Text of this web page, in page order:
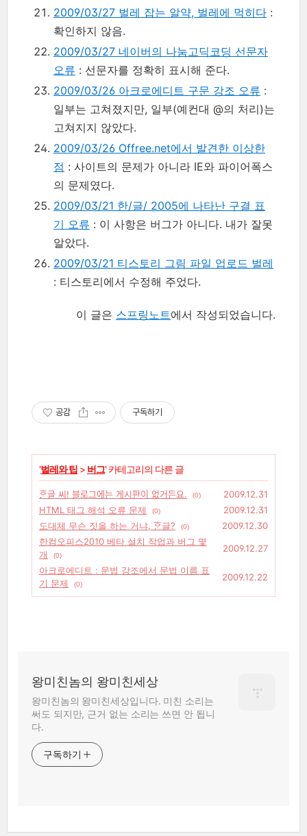
2009/03/27 벌레 잡는 알약, 벌레에 먹히다 :
확인하지 않음.
2009/03/27 네이버의 나눔고딕코딩 선문자
오류 : 선문자를 정확히 표시해 준다.
2009/03/26 아크로에디트 구문 강조 오류 :
일부는 고쳐졌지만, 일부(예컨대 @의 처리)는
고쳐지지 않았다.
2009/03/26 Offree.net에서 발견한 이상한
점 : 사이트의 문제가 아니라 IE와 파이어폭스
의 문제였다.
2009/03/21 한/글/ 2005에 나타난 구결 표
기 오류 : 이 사항은 버그가 아니다. 내가 잘못
알았다.
2009/03/21 티스토리 그림 파일 업로드 벌레
: 티스토리에서 수정해 주었다.
이 글은 스프링노트에서 작성되었습니다.
공감 구독하기
'벌레와 팁 > 버그' 카테고리의 다른 글
ᄒᆞᆫ글 씨! 블로그에는 게시판이 없거든요. (0)
2009.12.31
HTML 태그 해석 오류 문제
(0)
2009.12.31
도대체 무슨 짓을 하는 거냐, ᄒᆞᆫ글?
(0)
2009.12.30
한컴오피스2010 베타 설치 작업과 버그 몇
개
(0)
2009.12.27
아크로에디트 : 문법 강조에서 문법 이름 표
기 문제
(0)
2009.12.22
왕미친놈의 왕미친세상
왕미친놈의 왕미친세상입니다. 미친 소리는
써도 되지만, 근거 없는 소리는 쓰면 안 됩니
다.
구독하기